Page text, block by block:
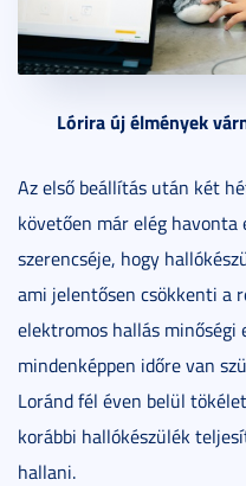
Lórira új élmények
Az első beállítás után két
követően már elég
szerencséje, hogy
ami jelentősen csökkenti a
elektromos hallás
mindenképpen időre van
Loránd fél éven belül
korábbi hallókészülék
hallani.